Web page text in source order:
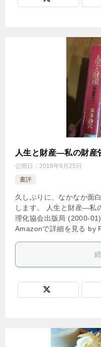
人生と財産―私の財産
公開日： 2016年9月25日
書評
久しぶりに、なかなか面
します。 人生と財産―私
理化協会出版局 (2000-
Amazonで詳細を見る by